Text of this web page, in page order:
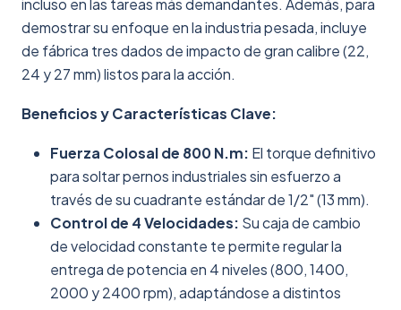
incluso en las tareas más demandantes. Además, para
demostrar su enfoque en la industria pesada, incluye
de fábrica tres dados de impacto de gran calibre (22,
24 y 27 mm) listos para la acción.
Beneficios y Características Clave:
Fuerza Colosal de 800 N.m: El torque definitivo
para soltar pernos industriales sin esfuerzo a
través de su cuadrante estándar de 1/2" (13 mm).
Control de 4 Velocidades: Su caja de cambio
de velocidad constante te permite regular la
entrega de potencia en 4 niveles (800, 1400,
2000 y 2400 rpm), adaptándose a distintos